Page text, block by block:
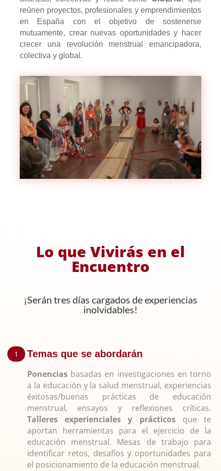
reúnen proyectos, profesionales y emprendimientos
en España con el objetivo de sostenerse
mutuamente, crear nuevas oportunidades y hacer
crecer una revolución menstrual emancipadora,
colectiva y global.
Lo que Vivirás en el
Encuentro
¡Serán tres días cargados de experiencias
inolvidables!
Temas que se abordarán
Ponencias basadas en investigaciones en torno
a la educación y la salud menstrual, experiencias
éxitosas/buenas prácticas de educación
menstrual, ensayos y reflexiones críticas.
Talleres experienciales y prácticosque te
aportan herramientas para el ejercicio de la
educación menstrual. Mesas de trabajo para
identificar retos, desafíos y oportunidades para
el posicionamiento de la educación menstrual.